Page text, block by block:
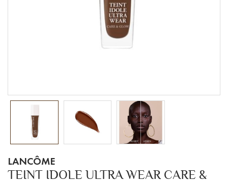
LANCÔME
TEINT IDOLE ULTRA WEAR CARE &